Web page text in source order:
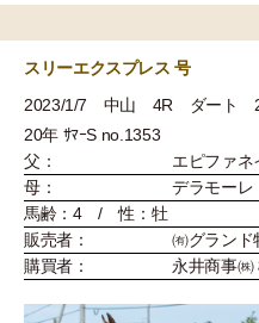
スリーエクスプレス 号
2023/1/7 中山 4R ダート
20年 ｻﾏｰS no.1353
父：
エピファネ
母：
デラモーレ
馬齢：4 / 性：牡
販売者：
㈲グランド
購買者：
永井商事㈱